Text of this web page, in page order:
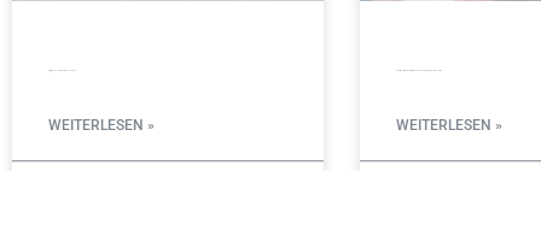
WEITERLESEN » WEITERLESEN »